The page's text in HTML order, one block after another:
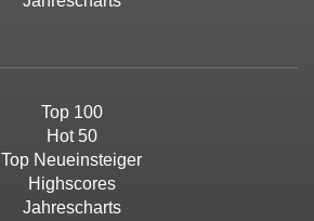
Top 100
Hot 50
Top Neueinsteiger
Highscores
Jahrescharts